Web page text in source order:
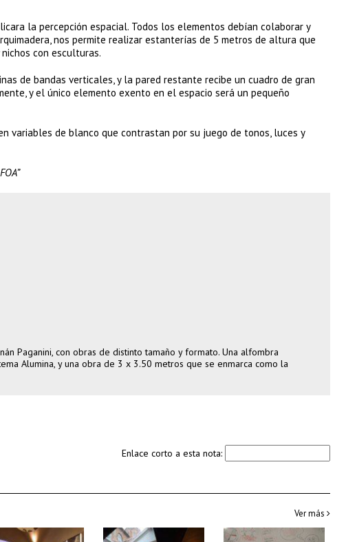
la percepción espacial. Todos los elementos debían colaborar y
nos permite realizar estanterías de 5 metros de altura que
con esculturas.
de bandas verticales, y la pared restante recibe un cuadro de gran
y el único elemento exento en el espacio será un pequeño
variables de blanco que contrastan por su juego de tonos, luces y
Paganini, con obras de distinto tamaño y formato. Una alfombra
Alumina, y una obra de 3 x 3.50 metros que se enmarca como la
Enlace corto a esta nota:
Ver más